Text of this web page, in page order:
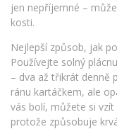
jen nepříjemné –
kosti.
Nejlepší způsob, jak
Používejte solný
– dva až třikrát denně
ránu kartáčkem, ale
vás bolí, můžete si
protože způsobuje